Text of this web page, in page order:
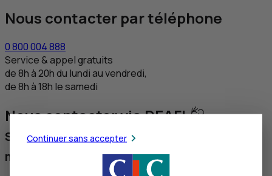
Nous contacter par téléphone
0 800 004 888
Service & appel gratuits
de 8h à 20h du lundi au vendredi,
de 8h à 18h le samedi
Nous contacter via DEAFI
Service réservé aux personnes sourdes et
malentendantes
Continuer sans accepter